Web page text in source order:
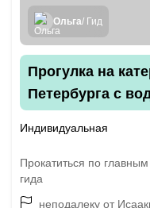
Ольга/ Гид
Прогулка на
Петербурга с
Индивидуальная
Прокатиться по
гида
неподалеку от